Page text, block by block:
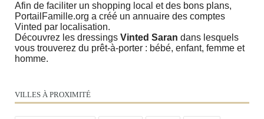
Afin de faciliter un shopping local et des bons plans,
PortailFamille.org a créé un annuaire des comptes
Vinted par localisation.
Découvrez les dressings Vinted Saran dans lesquels
vous trouverez du prêt-à-porter : bébé, enfant, femme et
homme.
VILLES À PROXIMITÉ